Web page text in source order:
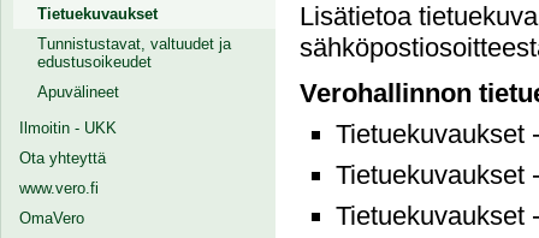
Tietuekuvaukset
Tunnistustavat, valtuudet ja
edustusoikeudet
Apuvälineet
Ilmoitin - UKK
Ota yhteyttä
www.vero.fi
OmaVero
Lisätietoa
Verohallinnon
Tietuekuvaukset
Tietuekuvaukset
Tietuekuvaukset